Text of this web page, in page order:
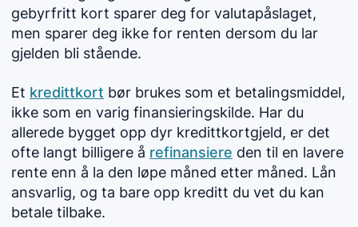
gebyrfritt kort sparer deg for valutapåslaget,
men sparer deg ikke for renten dersom du lar
gjelden bli stående.
Et kredittkort bør brukes som et betalingsmiddel,
ikke som en varig finansieringskilde. Har du
allerede bygget opp dyr kredittkortgjeld, er det
ofte langt billigere å refinansiere den til en lavere
rente enn å la den løpe måned etter måned. Lån
ansvarlig, og ta bare opp kreditt du vet du kan
betale tilbake.